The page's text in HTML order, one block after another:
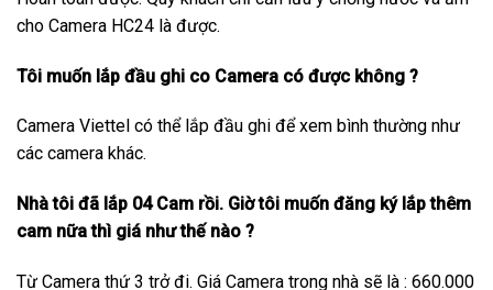
cho Camera HC24 là được.
Tôi muốn lắp đầu ghi co Camera có được không ?
Camera Viettel có thể lắp đầu ghi để xem bình thường như
các camera khác.
Nhà tôi đã lắp 04 Cam rồi. Giờ tôi muốn đăng ký lắp thêm
cam nữa thì giá như thế nào ?
Từ Camera thứ 3 trở đi. Giá Camera trong nhà sẽ là : 660.000